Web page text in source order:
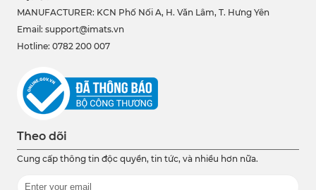
MANUFACTURER: KCN Phố Nối A, H. Văn Lâm, T. Hưng Yên
Email: support@imats.vn
Hotline: 0782 200 007
Theo dõi
Cung cấp thông tin độc quyền, tin tức, và nhiều hơn nữa.